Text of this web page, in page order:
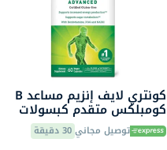
كونتري لايف إنزيم مساعد B
كومبلكس متقدم كبسولات
60 توصيل مجاني30 دقيقة